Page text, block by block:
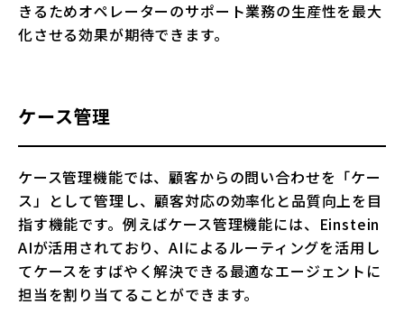
きるためオペレーターのサポート業務の生産性を最大
化させる効果が期待できます。
ケース管理
ケース管理機能では、顧客からの問い合わせを「ケー
ス」として管理し、顧客対応の効率化と品質向上を目
指す機能です。例えばケース管理機能には、Einstein
AIが活用されており、AIによるルーティングを活用し
てケースをすばやく解決できる最適なエージェントに
担当を割り当てることができます。